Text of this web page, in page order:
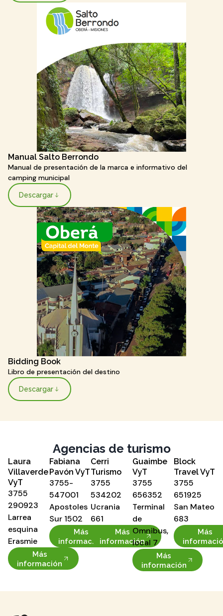
Manual Salto Berrondo
Manual de presentación de la marca e informativo del
camping municipal
Descargar
Bidding Book
Libro de presentación del destino
Descargar
Agencias de turismo
Laura
Villaverde
VyT
3755
290923
Larrea
esquina
Erasmie
Más
información
Fabiana
Pavón VyT
3755-
547001
Apostoles
Sur 1502
Más
información
Cerri
Turismo
3755
534202
Ucrania
661
Más
información
Guaimbe
VyT
3755
656352
Terminal
de
Omnibus,
local 7
Más
información
Block
Travel VyT
3755
651925
San Mateo
683
Más